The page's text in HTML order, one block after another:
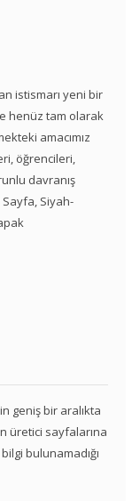
istismarı yeni bir
henüz tam olarak
amacımız
öğrencileri,
davranış
Siyah-
geniş bir aralıkta
üretici sayfalarına
bulunamadığı